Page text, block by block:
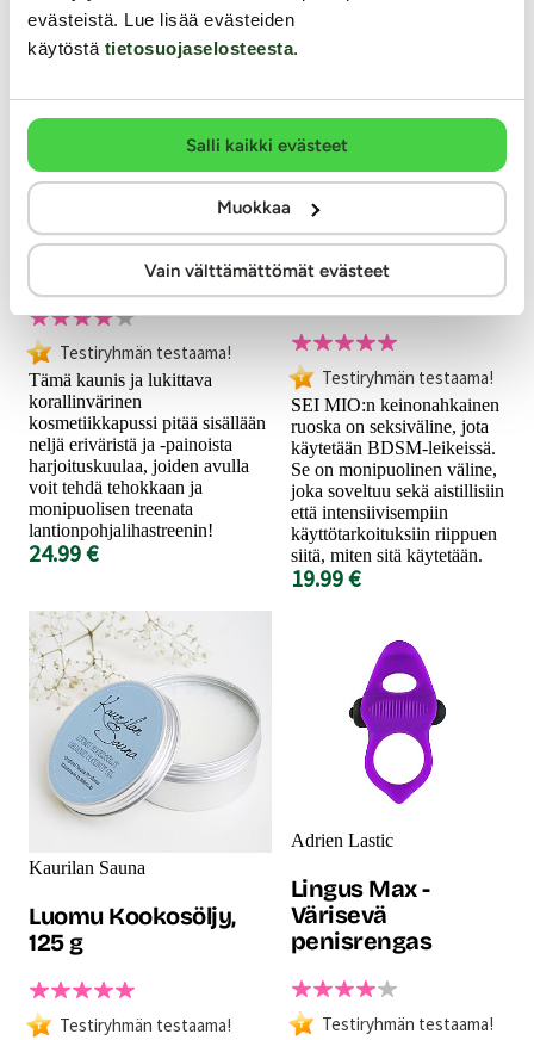
evästeistä. Lue lisää evästeiden
käytöstä tietosuojaselosteesta.
Salli kaikki evästeet
Muokkaa
Vain välttämättömät evästeet
Rianne S
Pussy - Geishakuulat
Testiryhmän testaama!
Tämä kaunis ja lukittava
korallinvärinen
kosmetiikkapussi pitää sisällään
neljä eriväristä ja -painoista
harjoituskuulaa, joiden avulla
voit tehdä tehokkaan ja
monipuolisen treenata
lantionpohjalihastreenin!
24.99 €
Primed for
Punishment -
Nahkaruoska
Testiryhmän testaama!
SEI MIO:n keinonahkainen
ruoska on seksiväline, jota
käytetään BDSM-leikeissä.
Se on monipuolinen väline,
joka soveltuu sekä aistillisiin
että intensiivisempiin
käyttötarkoituksiin riippuen
siitä, miten sitä käytetään.
19.99 €
Kaurilan Sauna
Luomu Kookosöljy,
125 g
Testiryhmän testaama!
Adrien Lastic
Lingus Max -
Värisevä
penisrengas
Testiryhmän testaama!